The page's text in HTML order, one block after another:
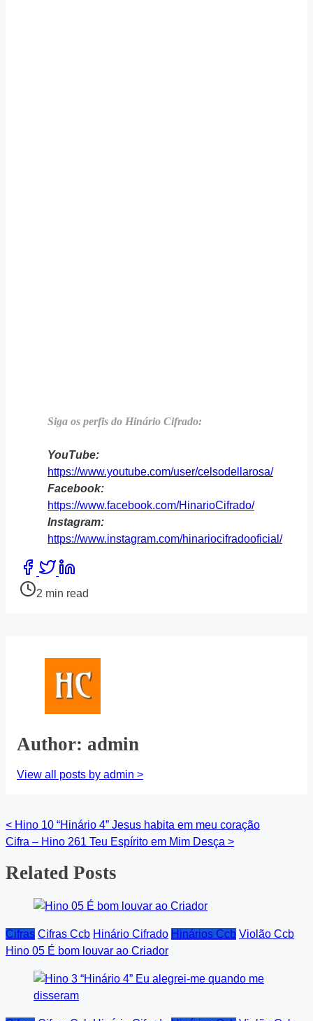
Siga os perfis do Hinário Cifrado:
YouTube:
https://www.youtube.com/user/celsodellarosa/
Facebook:
https://www.facebook.com/HinarioCifrado/
Instagram:
https://www.instagram.com/hinariocifradooficial/
Share
this
post
Post2 min read
Author: admin
View all posts by admin >
Posts
< Hino 10 “Hinário 4” Jesus habita em meu coração
Cifra – Hino 261 Teu Espírito em Mim Desça >
Related Posts
Cifras Cifras Ccb Hinário Cifrado Hinários Ccb Violão Ccb
Hino 05 É bom louvar ao Criador